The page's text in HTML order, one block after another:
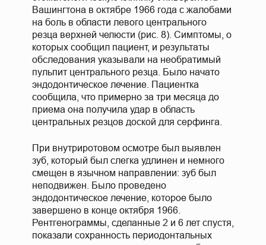
Вашингтона в октябре 1966 года с жалобами
на боль в области левого центрального
резца верхней челюсти (рис. 8). Симптомы, о
которых сообщил пациент, и результаты
обследования указывали на необратимый
пульпит центрального резца. Было начато
эндодонтическое лечение. Пациентка
сообщила, что примерно за три месяца до
приема она получила удар в область
центральных резцов доской для серфинга.
При внутриротовом осмотре был выявлен
зуб, который был слегка удлинен и немного
смещен в язычном направлении: зуб был
неподвижен. Было проведено
эндодонтическое лечение, которое было
завершено в конце октября 1966.
Рентгенограммы, сделанные 2 и 6 лет спустя,
показали сохранность периодонтальных